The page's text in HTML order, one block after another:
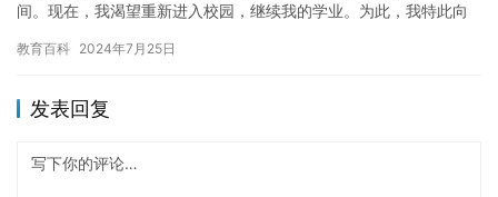
间。现在，我渴望重新进入校园，继续我的学业。为此，我特此向
的…
教育百科 2024年7月25日
发表回复